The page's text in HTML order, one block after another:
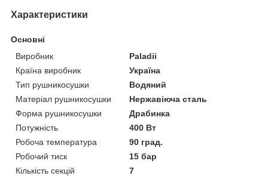
Характеристики
Основні
Виробник
Paladii
Країна виробник
Україна
Тип рушникосушки
Водяний
Матеріал рушникосушки
Нержавіюча сталь
Форма рушникосушки
Драбинка
Потужність
400 Вт
Робоча температура
90 град.
Робочий тиск
15 бар
Кількість секцій
7